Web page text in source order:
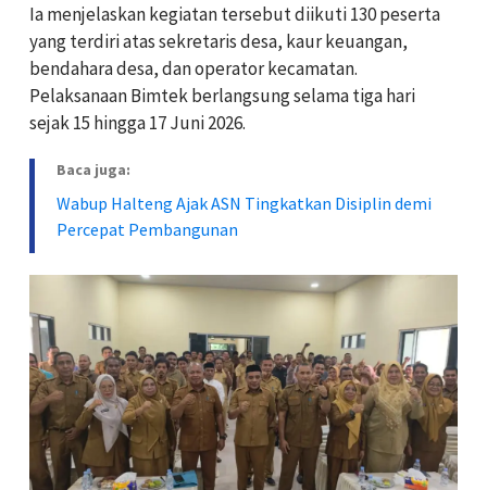
Ia menjelaskan kegiatan tersebut diikuti 130 peserta
yang terdiri atas sekretaris desa, kaur keuangan,
bendahara desa, dan operator kecamatan.
Pelaksanaan Bimtek berlangsung selama tiga hari
sejak 15 hingga 17 Juni 2026.
Baca juga:
Wabup Halteng Ajak ASN Tingkatkan Disiplin demi
Percepat Pembangunan